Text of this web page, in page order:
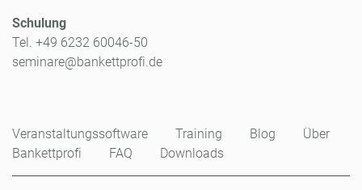
Schulung
Tel. +49 6232 60046-50
seminare@bankettprofi.de
Veranstaltungssoftware Training Blog
Über
Bankettprofi
FAQ Downloads